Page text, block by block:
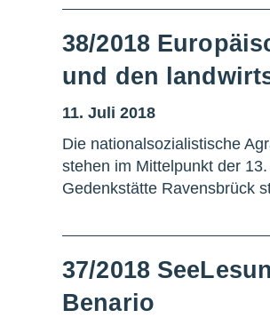
38/2018
und den
11. Juli 2018
Die nationalsozialistische
stehen im Mittelpunkt der
Gedenkstätte Ravensbrück
37/2018
Benario